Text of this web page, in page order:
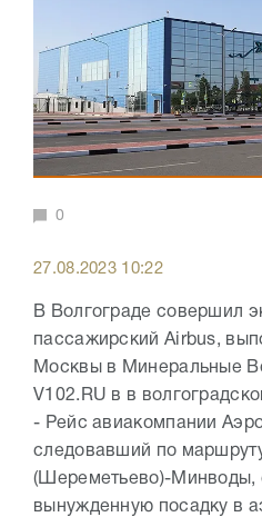
0
27.08.2023 10:22
В Волгограде совершил
пассажирский Airbus,
Москвы в Минеральные
V102.RU в в
- Рейс авиакомпании
следовавший по
(Шереметьево)-Минводы,
вынужденную посадку в